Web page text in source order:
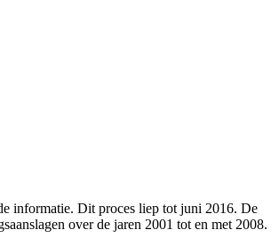
informatie. Dit proces liep tot juni 2016. De
over de jaren 2001 tot en met 2008.